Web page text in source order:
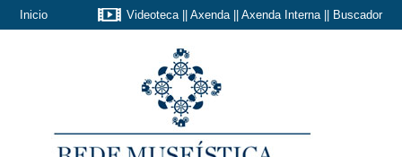
Inicio Videoteca|| Axenda|| Axenda Interna|| Buscador